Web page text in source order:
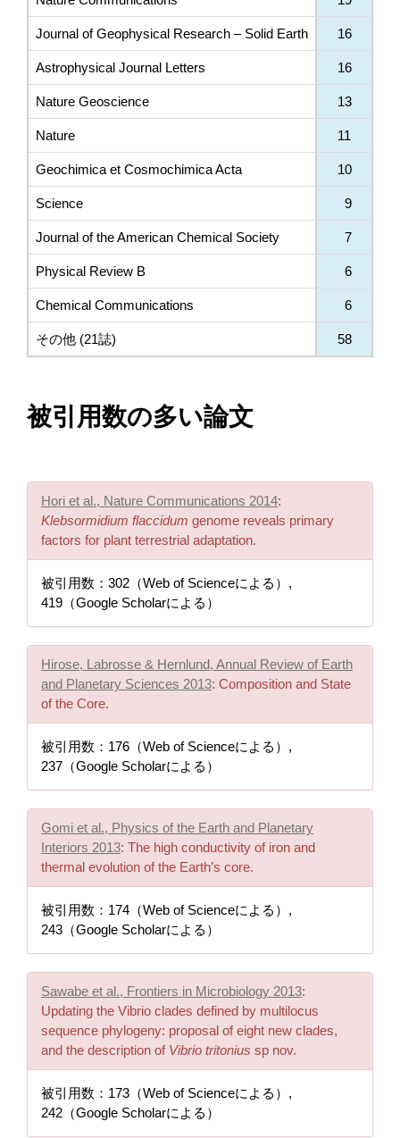
Journal of Geophysical Research – Solid Earth 16
Astrophysical Journal Letters 16
Nature Geoscience 13
Nature 11
Geochimica et Cosmochimica Acta 10
Science 9
Journal of the American Chemical Society 7
Physical Review B 6
Chemical Communications 6
その他 (21誌) 58
被引用数の多い論文
Hori et al., Nature Communications 2014:
Klebsormidium flaccidum genome reveals primary
factors for plant terrestrial adaptation.
被引用数：302（Web of Scienceによる）,
419（Google Scholarによる）
Hirose, Labrosse & Hernlund, Annual Review of Earth
and Planetary Sciences 2013: Composition and State
of the Core.
被引用数：176（Web of Scienceによる）,
237（Google Scholarによる）
Gomi et al., Physics of the Earth and Planetary
Interiors 2013: The high conductivity of iron and
thermal evolution of the Earth’s core.
被引用数：174（Web of Scienceによる）,
243（Google Scholarによる）
Sawabe et al., Frontiers in Microbiology 2013:
Updating the Vibrio clades defined by multilocus
sequence phylogeny: proposal of eight new clades,
and the description of Vibrio tritonius sp nov.
被引用数：173（Web of Scienceによる）,
242（Google Scholarによる）